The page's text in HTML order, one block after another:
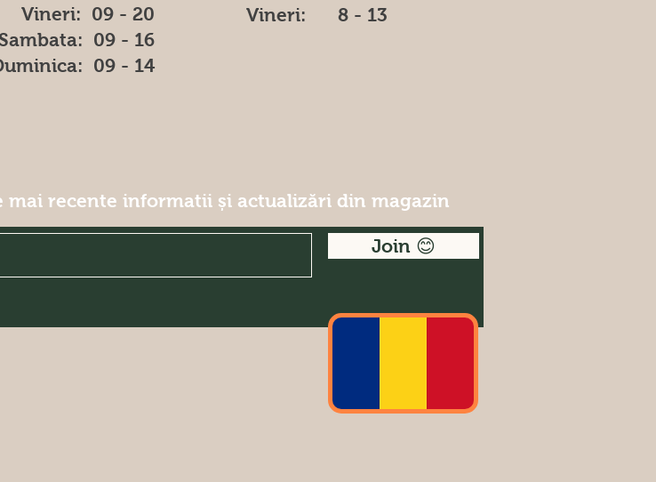
Vineri: 09 - 20
​​Sambata: 09 - 16
09 - 14
Vineri: 8 - 13
mai recente informatii și actualizări din magazin
Join 😊